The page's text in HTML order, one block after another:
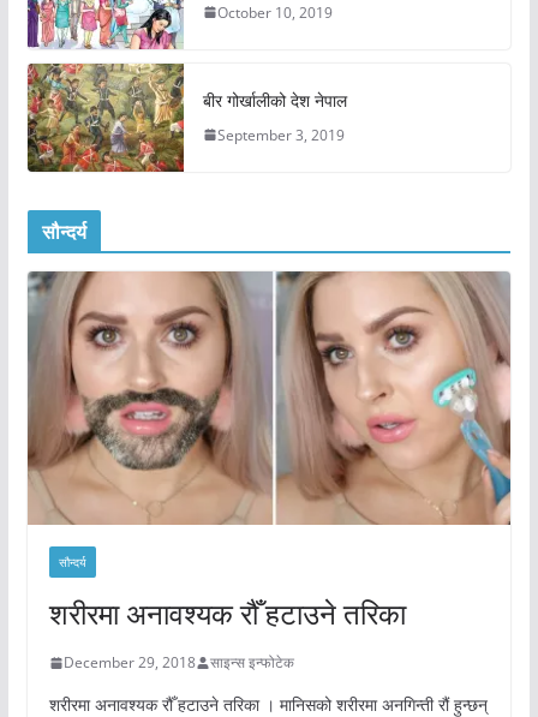
October 10, 2019
बीर गोर्खालीको देश नेपाल
September 3, 2019
सौन्दर्य
सौन्दर्य
शरीरमा अनावश्यक रौँ हटाउने तरिका
December 29, 2018 साइन्स इन्फोटेक
शरीरमा अनावश्यक रौँ हटाउने तरिका । मानिसको शरीरमा अनगिन्ती रौं हुन्छन्